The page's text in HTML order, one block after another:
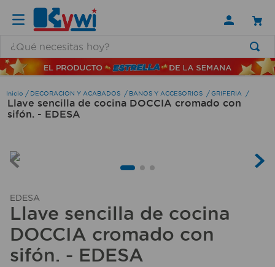
DECORACION Y ACABADOS BANOS Y ACCESORIOS GRIFERIA
Llave sencilla de cocina DOCCIA cromado con
sifón. - EDESA
EDESA
Llave sencilla de cocina
DOCCIA cromado con
sifón. - EDESA
TÉRMINOS MÁS BUSCADOS
1 .
lamparas
2.
ducha
4.
6.
escritorio
7.
cerradura
8.
aspiradora
9.
fregadero